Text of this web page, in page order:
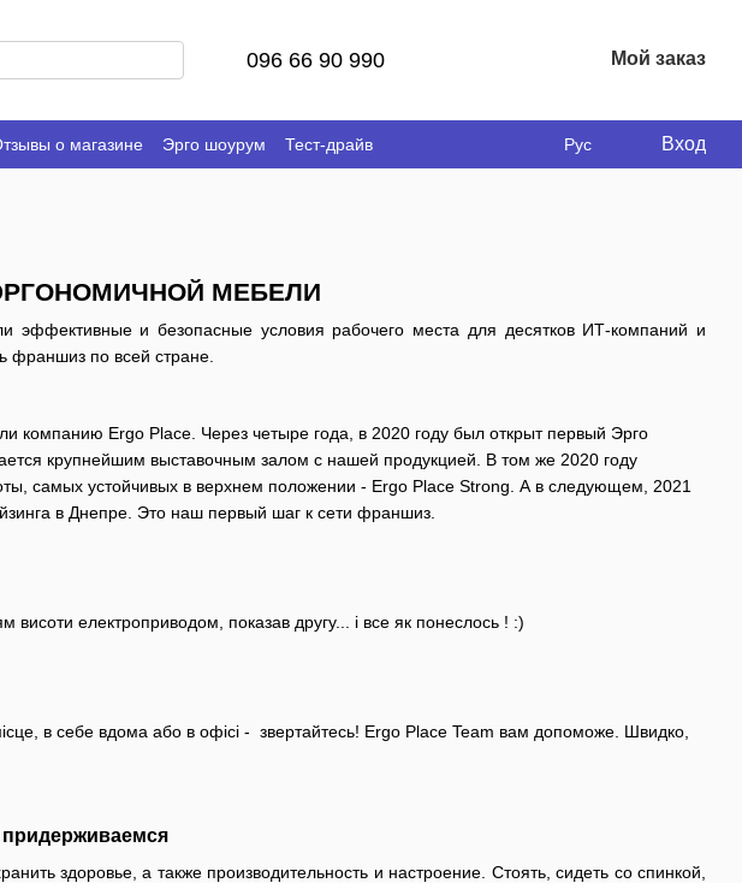
096 66 90 990 Мой заказ
о магазине Эрго шоурум
Тест-драйв
Рус Вход
МЕБЕЛИ
эффективные и безопасные условия рабочего места для десятков ИТ-компаний и
франшиз по всей стране.
компанию Ergo Place. Через четыре года, в 2020 году был открыт первый Эрго
крупнейшим выставочным залом с нашей продукцией. В том же 2020 году
самых устойчивых в верхнем положении - Ergo Place Strong. А в следующем, 2021
в Днепре. Это наш первый шаг к сети франшиз.
електроприводом, показав другу... і все як понеслось ! :)
в себе вдома або в офісі - звертайтесь! Ergo Place Team вам допоможе. Швидко,
здоровье, а также производительность и настроение. Стоять, сидеть со спинкой,